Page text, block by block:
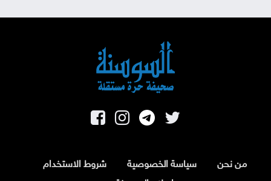
من نحن سياسة الخصوصية
شروط الاستخدام